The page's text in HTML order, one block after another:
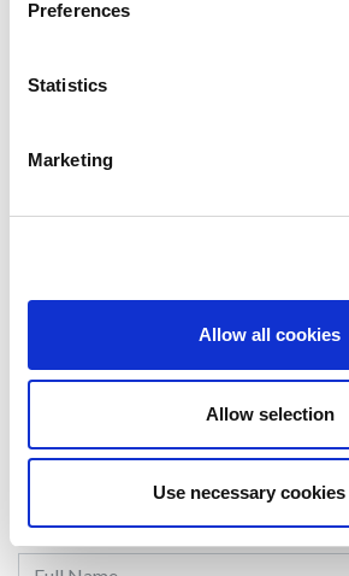
Preferences
Statistics
Marketing
Allow all cookies
Allow selection
Use necessary
reciclado, así como una oferta formativa en
Las empresas que soliciten estas
Reciclabilidad. Además, las entidades citadas
un diagnóstico de cómo mejorar el diseño
#LIFE CYCLE #SUSTAINABILITY
Name & surname: